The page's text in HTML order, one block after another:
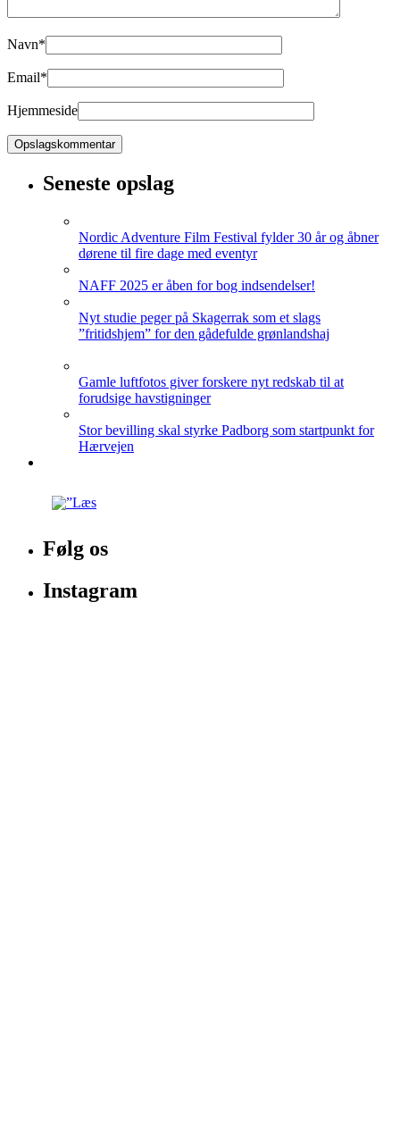
Navn*
Email*
Hjemmeside
Seneste opslag
Nordic Adventure Film Festival fylder 30 år og åbner
dørene til fire dage med eventyr
NAFF 2025 er åben for bog indsendelser!
Nyt studie peger på Skagerrak som et slags
”fritidshjem” for den gådefulde grønlandshaj
Gamle luftfotos giver forskere nyt redskab til at
forudsige havstigninger
Stor bevilling skal styrke Padborg som startpunkt for
Hærvejen
Følg os
Instagram